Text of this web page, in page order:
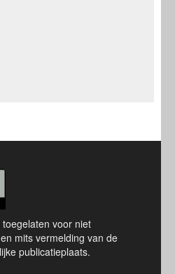
voor niet
mits vermelding van de
publicatieplaats.